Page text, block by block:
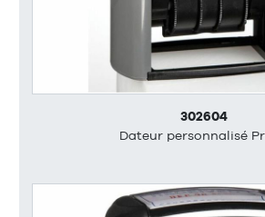
302604
Dateur personnalisé